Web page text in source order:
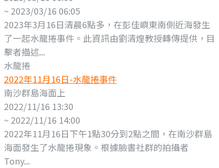
~ 2023/03/16 06:05
2023年3月16日清晨6點多，在彭佳嶼東南側近海發生
了一起水龍捲事件。此資訊由劉清煌教授轉傳提供，目
擊者描述...
水龍捲
2022年11月16日-水龍捲事件
南沙群島海面上
2022/11/16 13:30
~ 2022/11/16 14:00
2022年11月16日下午1點30分到2點之間，在南沙群島
海面發生了水龍捲現象。根據臉書社群的拍攝者
Tony...